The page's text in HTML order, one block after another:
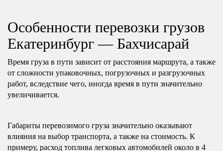
Особенности перевозки грузов
Екатеринбург — Бахчисарай
Время груза в пути зависит от расстояния маршрута, а также
от сложности упаковочных, погрузочных и разгрузочных
работ, вследствие чего, иногда время в пути значительно
увеличивается.
Габариты перевозимого груза значительно оказывают
влияния на выбор транспорта, а также на стоимость. К
примеру, расход топлива легковых автомобилей около в 4